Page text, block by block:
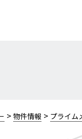
> 物件情報 > プライム